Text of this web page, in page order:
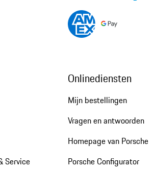
Service
Onlinediensten
Mijn bestellingen
Vragen en antwoorden
Homepage van Porsche
Porsche Configurator